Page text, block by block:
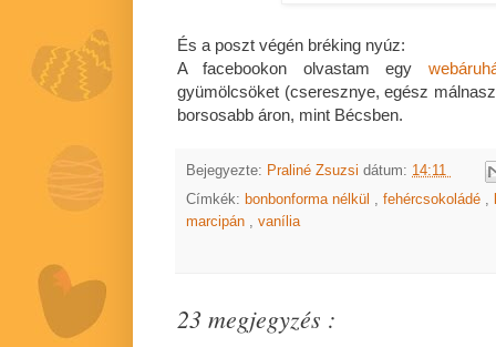
És a poszt végén bréking nyúz:
A facebookon olvastam egy
gyümölcsöket (cseresznye, egész
borsosabb áron, mint Bécsben.
Bejegyezte: Praliné Zsuzsi dátum: 14:11
Címkék: bonbonforma nélkül , fehércsokoládé ,
marcipán , vanília
23 megjegyzés :